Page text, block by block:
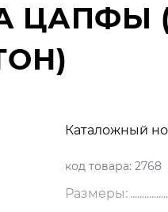
ЦАПФЫ
Каталожный
код товара: 2768
Размеры: